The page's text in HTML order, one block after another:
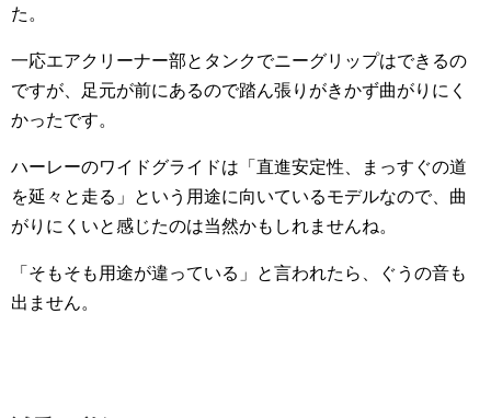
た。
一応エアクリーナー部とタンクでニーグリップはできるの
ですが、足元が前にあるので踏ん張りがきかず曲がりにく
かったです。
ハーレーのワイドグライドは「直進安定性、まっすぐの道
を延々と走る」という用途に向いているモデルなので、曲
がりにくいと感じたのは当然かもしれませんね。
「そもそも用途が違っている」と言われたら、ぐうの音も
出ません。